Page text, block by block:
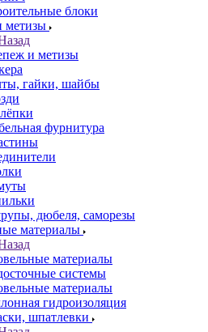
блоки
метизы
и метизы
гайки, шайбы
фурнитура
дюбеля, саморезы
материалы
материалы
системы
материалы
гидроизоляция
шпатлевки